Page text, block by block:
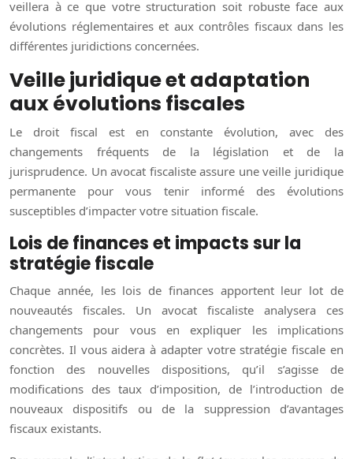
veillera à ce que votre structuration soit robuste face aux
évolutions réglementaires et aux contrôles fiscaux dans les
différentes juridictions concernées.
Veille juridique et adaptation
aux évolutions fiscales
Le droit fiscal est en constante évolution, avec des
changements fréquents de la législation et de la
jurisprudence. Un avocat fiscaliste assure une veille juridique
permanente pour vous tenir informé des évolutions
susceptibles d’impacter votre situation fiscale.
Lois de finances et impacts sur la
stratégie fiscale
Chaque année, les lois de finances apportent leur lot de
nouveautés fiscales. Un avocat fiscaliste analysera ces
changements pour vous en expliquer les implications
concrètes. Il vous aidera à adapter votre stratégie fiscale en
fonction des nouvelles dispositions, qu’il s’agisse de
modifications des taux d’imposition, de l’introduction de
nouveaux dispositifs ou de la suppression d’avantages
fiscaux existants.